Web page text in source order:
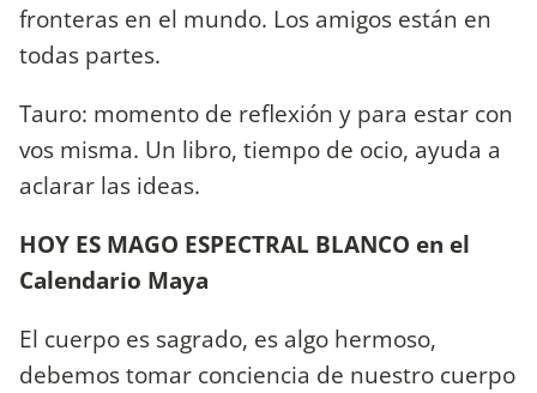
fronteras en el mundo. Los amigos están en
todas partes.
Tauro: momento de reflexión y para estar con
vos misma. Un libro, tiempo de ocio, ayuda a
aclarar las ideas.
HOY ES MAGO ESPECTRAL BLANCO en el
Calendario Maya
El cuerpo es sagrado, es algo hermoso,
debemos tomar conciencia de nuestro cuerpo